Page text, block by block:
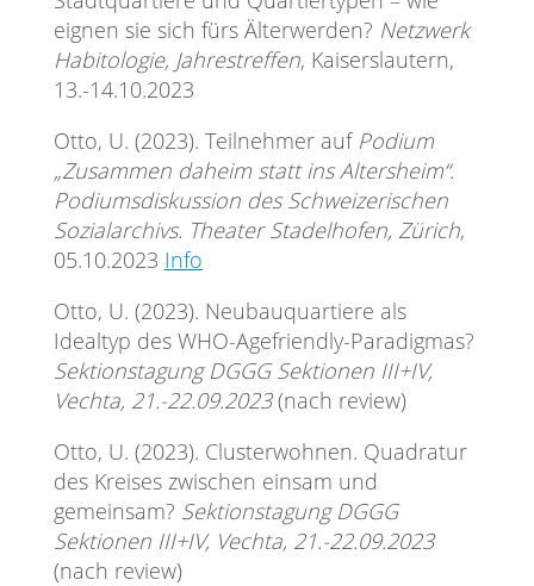
eignen sie sich fürs Älterwerden? Netzwerk
Habitologie, Jahrestreffen, Kaiserslautern,
13.-14.10.2023
Otto, U. (2023). Teilnehmer auf Podium
„Zusammen daheim statt ins Altersheim“.
Podiumsdiskussion des Schweizerischen
Sozialarchivs. Theater Stadelhofen, Zürich,
05.10.2023 Info
Otto, U. (2023). Neubauquartiere als
Idealtyp des WHO-Agefriendly-Paradigmas?
Sektionstagung DGGG Sektionen III+IV,
Vechta, 21.-22.09.2023(nach review)
Otto, U. (2023). Clusterwohnen. Quadratur
des Kreises zwischen einsam und
gemeinsam? Sektionstagung DGGG
Sektionen III+IV, Vechta, 21.-22.09.2023
(nach review)